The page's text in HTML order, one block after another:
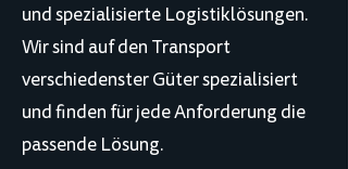
und spezialisierte Logistiklösungen.
Wir sind auf den Transport
verschiedenster Güter spezialisiert
und finden für jede Anforderung die
passende Lösung.